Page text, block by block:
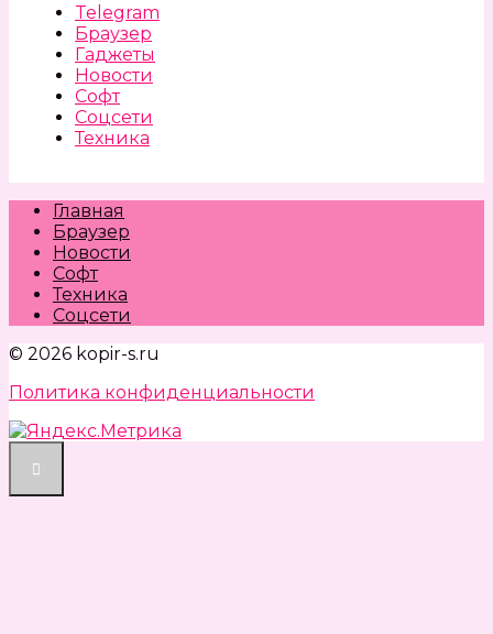
Telegram
Браузер
Гаджеты
Новости
Софт
Соцсети
Техника
Главная
Браузер
Новости
Софт
Техника
Соцсети
© 2026 kopir-s.ru
Политика конфиденциальности